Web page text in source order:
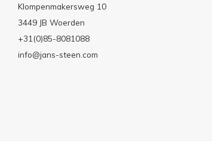
Klompenmakersweg 10
3449 JB Woerden
+31(0)85-8081088
info@jans-steen.com